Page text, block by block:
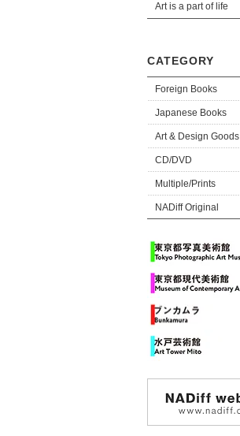
Art is a part of life
CATEGORY
Foreign Books
Japanese Books
Art & Design Goods
CD/DVD
Multiple/Prints
NADiff Original